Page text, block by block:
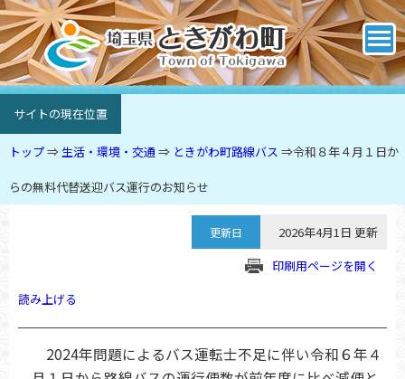
サイトの現在位置
トップ⇒生活・環境・交通 ⇒ ときがわ町路線バス ⇒令和８年４月１日か
らの無料代替送迎バス運行のお知らせ
更新日
2026年4月1日 更新
印刷用ページを開く
読み上げる
2024年問題によるバス運転士不足に伴い令和６年４